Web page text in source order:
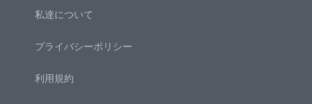
私達について
プライバシーポリシー
利用規約